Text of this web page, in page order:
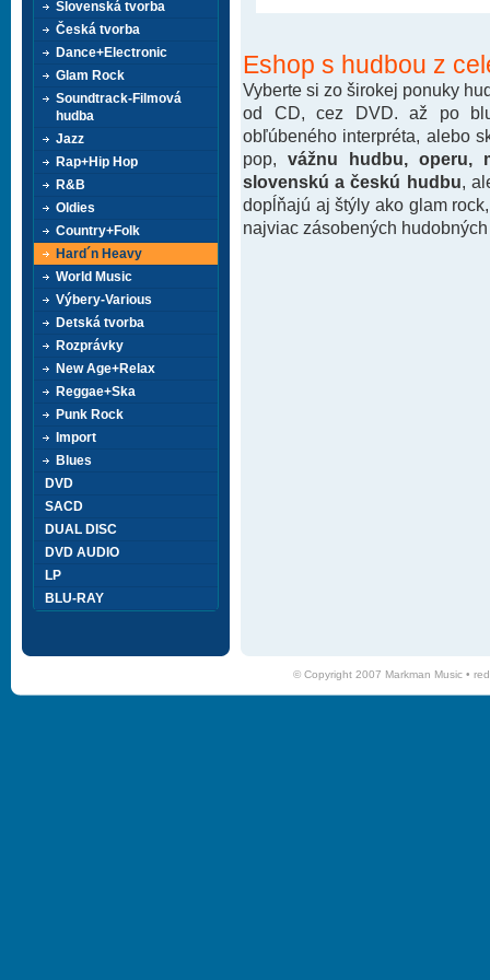
Eshop s hudbou z
Vyberte si zo širokej ponuky
od CD, cez DVD. až po
obľúbeného interpréta, alebo
pop, vážnu hudbu, operu,
slovenskú a českú hudbu ,
dopĺňajú aj štýly ako glam
najviac zásobených
Slovenská tvorba
Česká tvorba
Dance+Electronic
Glam Rock
Soundtrack-Filmová
hudba
Jazz
Rap+Hip Hop
R&B
Oldies
Country+Folk
Hard´n Heavy
World Music
Výbery-Various
Detská tvorba
Rozprávky
New Age+Relax
Reggae+Ska
Punk Rock
Import
Blues
DVD
SACD
DUAL DISC
DVD AUDIO
LP
BLU-RAY
© Copyright 2007 Markman Music •